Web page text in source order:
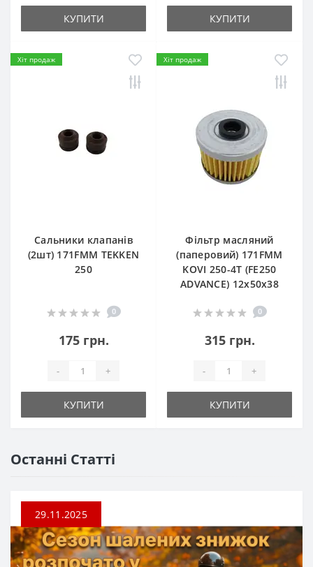
КУПИТИ КУПИТИ
Хіт продаж
Сальники клапанів
(2шт) 171FMM TEKKEN
250
0
175 грн.
- +
КУПИТИ
Хіт продаж
Фільтр масляний
(паперовий) 171FMM
KOVI 250-4T (FE250
ADVANCE) 12х50х38
0
315 грн.
- +
КУПИТИ
Останні Статті
29.11.2025